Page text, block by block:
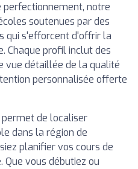
notre
soutenues par des
qui s'efforcent d'offrir la
Chaque profil inclut des
vue détaillée de la qualité
personnalisée offerte
de localiser
dans la région de
planifier vos cours de
vous débutiez ou